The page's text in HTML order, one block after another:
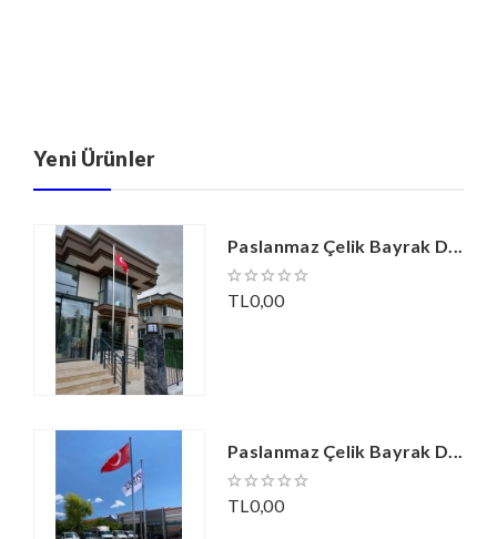
Yeni Ürünler
Paslanmaz Çelik Bayrak D...
TL0,00
Paslanmaz Çelik Bayrak D...
TL0,00